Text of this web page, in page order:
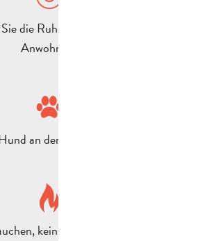
die Ruhe von Bewohnern und
Anwohnern
an der Leine führen
kein Feuer anzünden